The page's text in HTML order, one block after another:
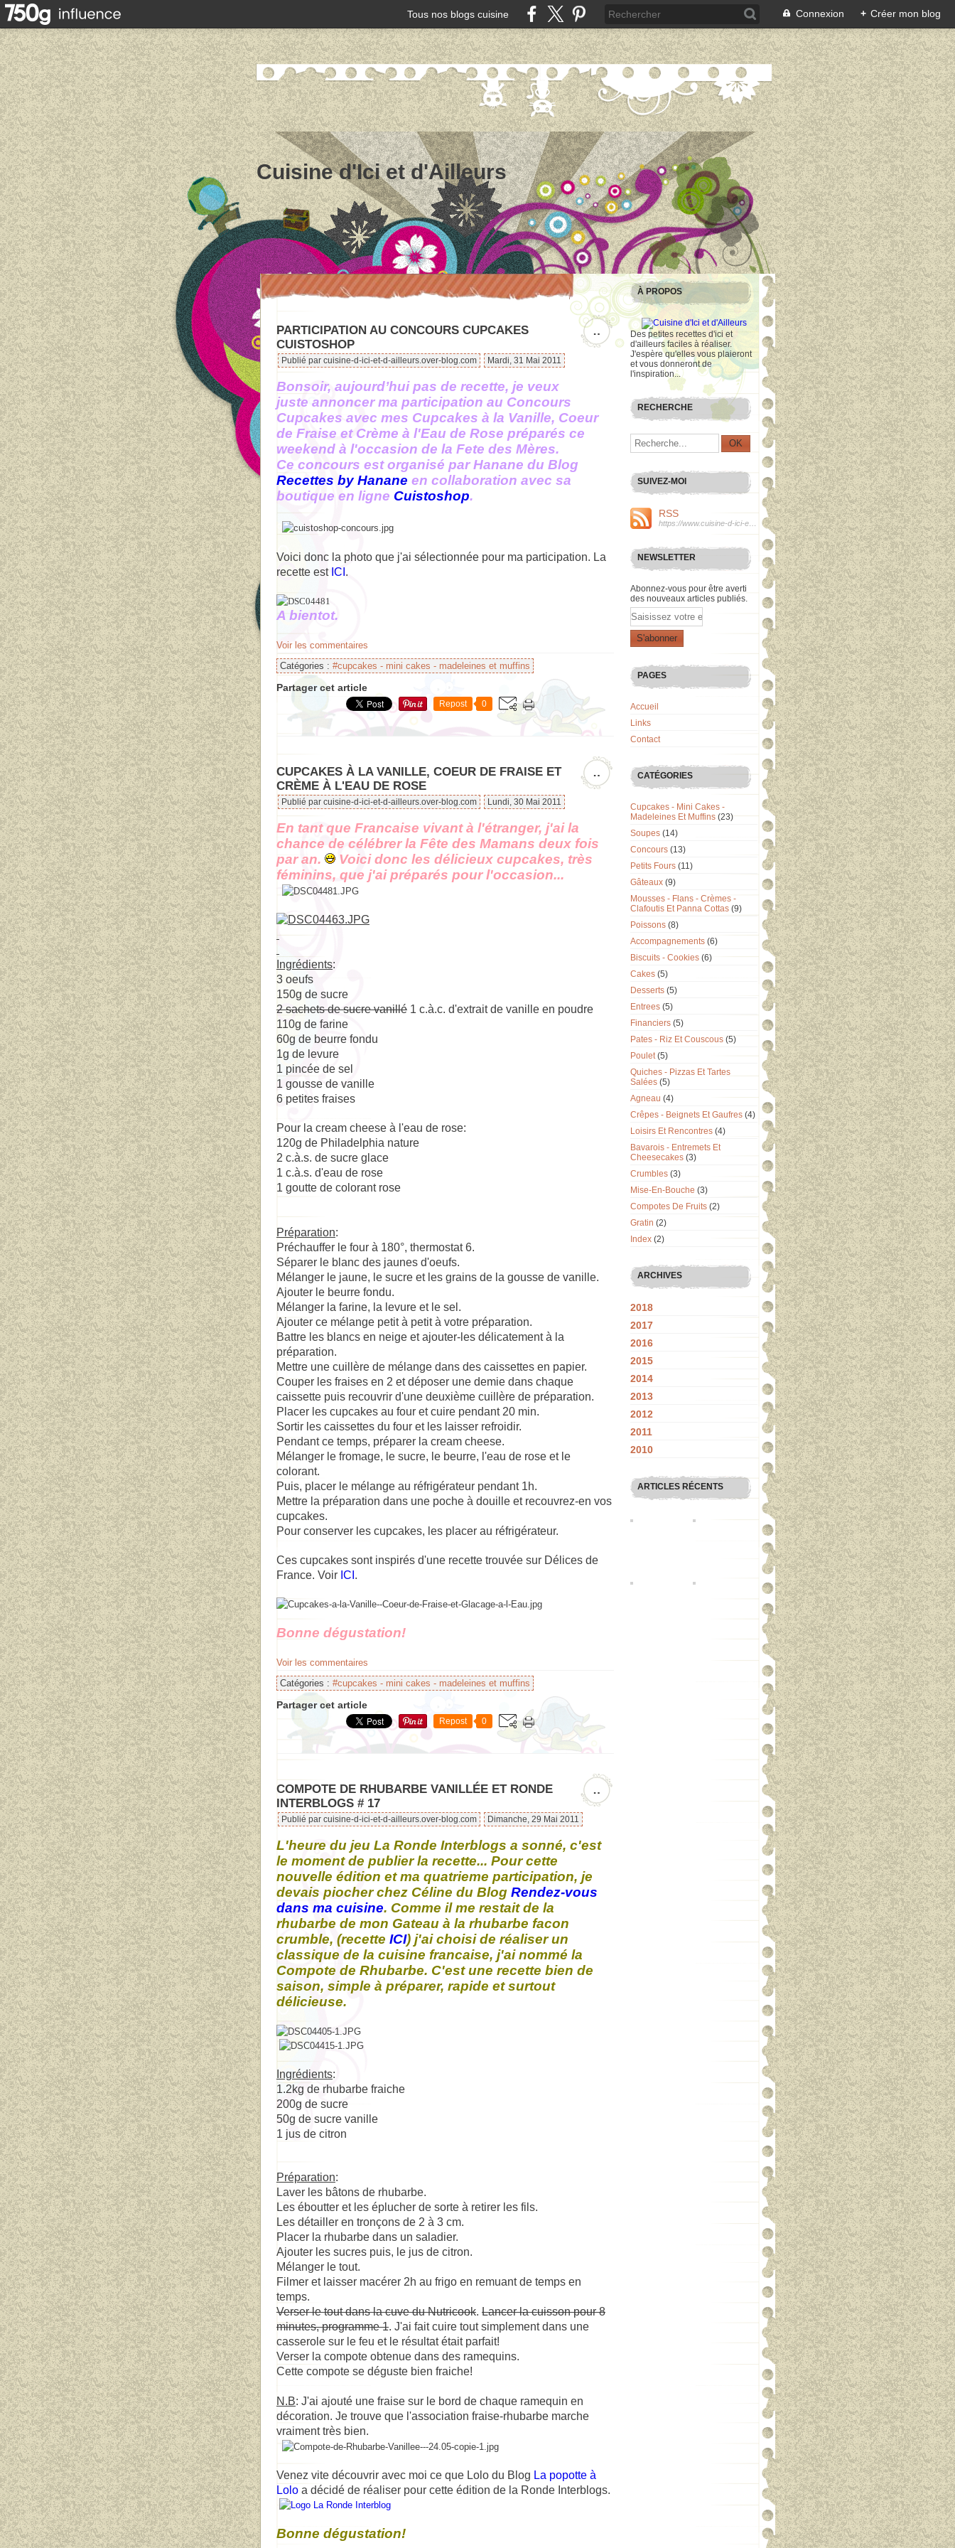
Tous nos blogs cuisine Connexion + Créer mon blog
Cuisine d'Ici et d'Ailleurs
…
PARTICIPATION AU CONCOURS CUPCAKES
CUISTOSHOP
Publié par cuisine-d-ici-et-d-ailleurs.over-blog.com Mardi, 31 Mai 2011
Bonsoir, aujourd’hui pas de recette, je veux
juste annoncer ma participation au Concours
Cupcakes avec mes Cupcakes à la Vanille, Coeur
de Fraise et Crème à l'Eau de Rose préparés ce
weekend à l'occasion de la Fete des Mères.
Ce concours est organisé par Hanane du Blog
Recettes by Hanane en collaboration avec sa
boutique en ligne Cuistoshop.
Voici donc la photo que j'ai sélectionnée pour ma participation. La
recette est ICI .
A bientot.
Voir les commentaires
Catégories : #cupcakes - mini cakes - madeleines et muffins
Partager cet article
Repost 0
…
CUPCAKES À LA VANILLE, COEUR DE FRAISE ET
CRÈME À L'EAU DE ROSE
Publié par cuisine-d-ici-et-d-ailleurs.over-blog.com Lundi, 30 Mai 2011
En tant que Francaise vivant à l'étranger, j'ai la
chance de célébrer la Fête des Mamans deux fois
par an.
Voici donc les délicieux cupcakes, très
féminins, que j'ai préparés pour l'occasion...
Ingrédients:
3 oeufs
150g de sucre
2 sachets de sucre vanillé 1 c.à.c. d'extrait de vanille en poudre
110g de farine
60g de beurre fondu
1g de levure
1 pincée de sel
1 gousse de vanille
6 petites fraises
Pour la cream cheese à l'eau de rose:
120g de Philadelphia nature
2 c.à.s. de sucre glace
1 c.à.s. d'eau de rose
1 goutte de colorant rose
Préparation:
Préchauffer le four à 180°, thermostat 6.
Séparer le blanc des jaunes d'oeufs.
Mélanger le jaune, le sucre et les grains de la gousse de vanille.
Ajouter le beurre fondu.
Mélanger la farine, la levure et le sel.
Ajouter ce mélange petit à petit à votre préparation.
Battre les blancs en neige et ajouter-les délicatement à la
préparation.
Mettre une cuillère de mélange dans des caissettes en papier.
Couper les fraises en 2 et déposer une demie dans chaque
caissette puis recouvrir d'une deuxième cuillère de préparation.
Placer les cupcakes au four et cuire pendant 20 min.
Sortir les caissettes du four et les laisser refroidir.
Pendant ce temps, préparer la cream cheese.
Mélanger le fromage, le sucre, le beurre, l'eau de rose et le
colorant.
Puis, placer le mélange au réfrigérateur pendant 1h.
Mettre la préparation dans une poche à douille et recouvrez-en vos
cupcakes.
Pour conserver les cupcakes, les placer au réfrigérateur.
Ces cupcakes sont inspirés d'une recette trouvée sur Dé lices de
France. Voir ICI .
Bonne dégustation!
Voir les commentaires
Catégories : #cupcakes - mini cakes - madeleines et muffins
Partager cet article
Repost 0
…
COMPOTE DE RHUBARBE VANILLÉE ET RONDE
INTERBLOGS # 17
Publié par cuisine-d-ici-et-d-ailleurs.over-blog.com Dimanche, 29 Mai 2011
L'heure du jeu La Ronde Interblogs a sonné, c'est
le moment de publier la recette... Pour cette
nouvelle édition et ma quatrieme participation, je
devais piocher chez Céline du Blog Rendez-vous
dans ma cuisine. Comme il me restait de la
rhubarbe de mon Gateau à la rhubarbe facon
crumble, (recette ICI) j'ai choisi de réaliser un
classique de la cuisine francaise, j'ai nommé la
Compote de Rhubarbe. C'est une recette bien de
saison, simple à préparer, rapide et surtout
délicieuse.
Ingrédients:
1.2kg de rhubarbe fraiche
200g de sucre
50g de sucre vanille
1 jus de citron
Préparation:
Laver les bâtons de rhubarbe.
Les éboutter et les éplucher de sorte à retirer les fils.
Les détailler en tronçons de 2 à 3 cm.
Placer la rhubarbe dans un saladier.
Ajouter les sucres puis, le jus de citron.
Mélanger le tout.
Filmer et laisser macérer 2h au frigo en remuant de temps en
temps.
Verser le tout dans la cuve du Nutricook. Lancer la cuisson pour 8
minutes, programme 1. J'ai fait cuire tout simplement dans une
casserole sur le feu et le résultat était parfait!
Verser la compote obtenue dans des ramequins.
Cette compote se déguste bien fraiche!
N.B: J'ai ajouté une fraise sur le bord de chaque ramequin en
décoration. Je trouve que l'association fraise-rhubarbe marche
vraiment très bien.
Venez vite découvrir avec moi ce que Lolo du Blog La popotte à
Lolo a décidé de réaliser pour cette édition de la Ronde Interblogs.
Bonne dégustation!
À PROPOS
Des petites recettes d'ici et
d'ailleurs faciles à réaliser.
J'espère qu'elles vous plaieront
et vous donneront de
l'inspiration...
RECHERCHE
SUIVEZ-MOI
RSS
NEWSLETTER
Abonnez-vous pour être averti
des nouveaux articles publiés.
Email
PAGES
Accueil
Links
Contact
CATÉGORIES
Cupcakes - Mini Cakes -
Madeleines Et Muffins (23)
Soupes (14)
Concours (13)
Petits Fours (11)
Gâteaux (9)
Mousses - Flans - Crèmes -
Clafoutis Et Panna Cottas (9)
Poissons (8)
Accompagnements (6)
Biscuits - Cookies (6)
Cakes (5)
Desserts (5)
Entrees (5)
Financiers (5)
Pates - Riz Et Couscous (5)
Poulet(5)
Quiches - Pizzas Et Tartes
Salées (5)
Agneau (4)
Crêpes - Beignets Et Gaufres (4)
Loisirs Et Rencontres (4)
Bavarois - Entremets Et
Cheesecakes (3)
Crumbles (3)
Mise-En-Bouche (3)
Compotes De Fruits (2)
Gratin (2)
Index (2)
ARCHIVES
2018
2017
2016
2015
2014
2013
2012
2011
2010
ARTICLES RÉCENTS